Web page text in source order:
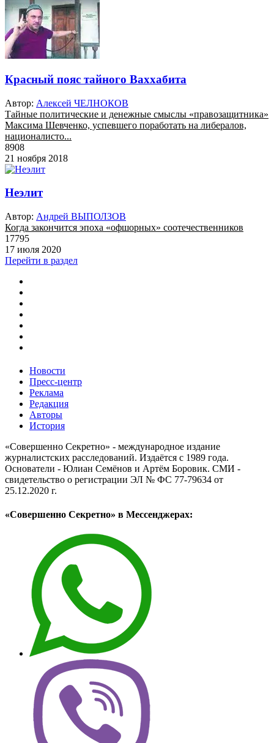
Красный пояс тайного Ваххабита
Автор: Алексей ЧЕЛНОКОВ
Тайные политические и денежные смыслы «правозащитника»
Максима Шевченко, успевшего поработать на либералов,
националисто...
8908
21 ноября 2018
Неэлит
Автор: Андрей ВЫПОЛЗОВ
Когда закончится эпоха «офшорных» соотечественников
17795
17 июля 2020
Перейти в раздел
Новости
Пресс-центр
Реклама
Редакция
Авторы
История
«Совершенно Секретно» - международное издание
журналистских расследований. Издаётся с 1989 года.
Основатели - Юлиан Семёнов и Артём Боровик. CМИ -
свидетельство о регистрации ЭЛ № ФС 77-79634 от
25.12.2020 г.
«Совершенно Секретно» в Мессенджерах: